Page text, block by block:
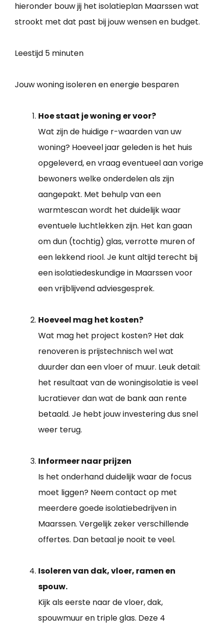
hieronder bouw jij het isolatieplan Maarssen wat
strookt met dat past bij jouw wensen en budget.
Leestijd 5 minuten
Jouw woning isoleren en energie besparen
Hoe staat je woning er voor?
Wat zijn de huidige r-waarden van uw
woning? Hoeveel jaar geleden is het huis
opgeleverd, en vraag eventueel aan vorige
bewoners welke onderdelen als zijn
aangepakt. Met behulp van een
warmtescan wordt het duidelijk waar
eventuele luchtlekken zijn. Het kan gaan
om dun (tochtig) glas, verrotte muren of
een lekkend riool. Je kunt altijd terecht bij
een isolatiedeskundige in Maarssen voor
een vrijblijvend adviesgesprek.
Hoeveel mag het kosten?
Wat mag het project kosten? Het dak
renoveren is prijstechnisch wel wat
duurder dan een vloer of muur. Leuk detail:
het resultaat van de woningisolatie is veel
lucratiever dan wat de bank aan rente
betaald. Je hebt jouw investering dus snel
weer terug.
Informeer naar prijzen
Is het onderhand duidelijk waar de focus
moet liggen? Neem contact op met
meerdere goede isolatiebedrijven in
Maarssen. Vergelijk zeker verschillende
offertes. Dan betaal je nooit te veel.
Isoleren van dak, vloer, ramen en
spouw.
Kijk als eerste naar de vloer, dak,
spouwmuur en triple glas. Deze 4